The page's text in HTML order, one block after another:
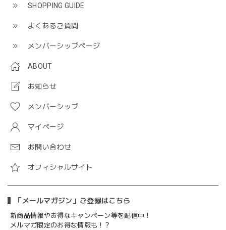
SHOPPING GUIDE
よくあるご質問
メンバーシップページ
ABOUT
お知らせ
メンバーシップ
マイページ
お問い合わせ
オフィシャルサイト
「メールマガジン」ご登録はこちら
新商品情報やお得なキャンペーン等を配信中！
メルマガ限定のお得な情報も！？